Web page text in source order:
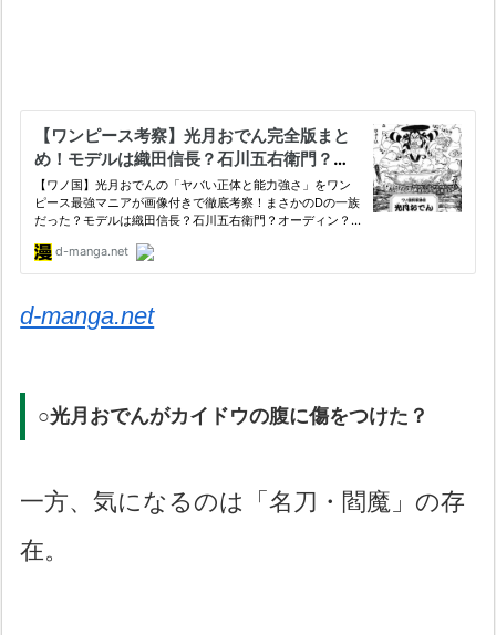
d-manga.net
○光月おでんがカイドウの腹に傷をつけた？
一方、気になるのは「名刀・閻魔」の存
在。